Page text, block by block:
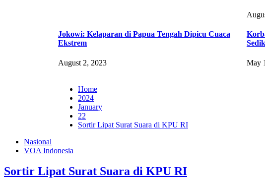
Jokowi: Kelaparan di Papua Tengah Dipicu Cuaca
Ekstrem
August 2, 2023 May
Home
2024
January
22
Sortir Lipat Surat Suara di KPU RI
Nasional
VOA Indonesia
Sortir Lipat Surat Suara di KPU RI